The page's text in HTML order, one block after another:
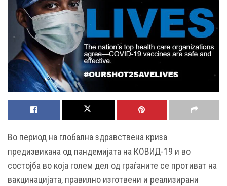
Во период на глобална здравствена криза
предизвикана од пандемијата на КОВИД-19 и во
состојба во која голем дел од граѓаните се противат на
вакцинацијата, правилно изготвени и реализирани